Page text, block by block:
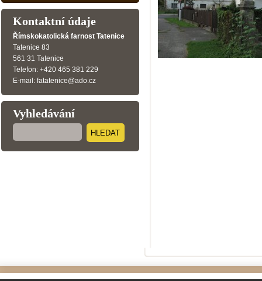
Kontaktní údaje
Římskokatolická farnost Tatenice
Tatenice 83
561 31 Tatenice
Telefon: +420 465 381 229
E-mail: fatatenice@ado.cz
Vyhledávání
HLEDAT